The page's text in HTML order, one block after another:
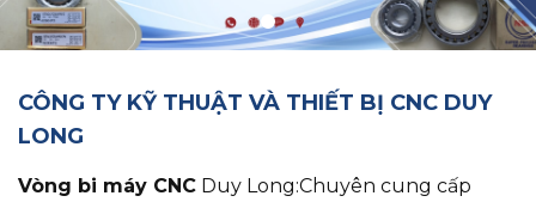
CÔNG TY KỸ THUẬT VÀ THIẾT BỊ CNC DUY
LONG
Vòng bi máy CNC Duy Long:Chuyên cung cấp